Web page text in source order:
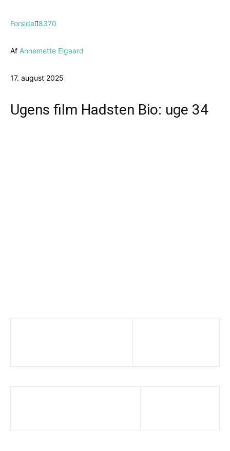
Forside 8370
Af Annemette Elgaard
17. august 2025
Ugens film Hadsten Bio: uge 34